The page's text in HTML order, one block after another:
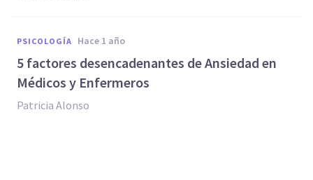
PSICOLOGÍA hace 1 año
5 factores desencadenantes de Ansiedad en
Médicos y Enfermeros
Patricia Alonso